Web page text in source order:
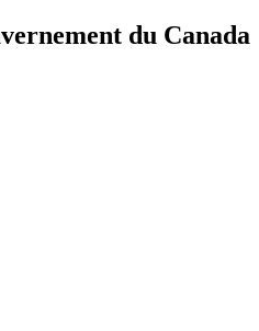
du Canada